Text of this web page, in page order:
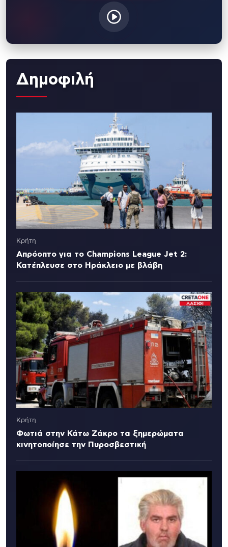
Δημοφιλή
Κρήτη
Απρόοπτο για το Champions League Jet 2:
Κατέπλευσε στο Ηράκλειο με βλάβη
Κρήτη
Φωτιά στην Κάτω Ζάκρο τα ξημερώματα
κινητοποίησε την Πυροσβεστική